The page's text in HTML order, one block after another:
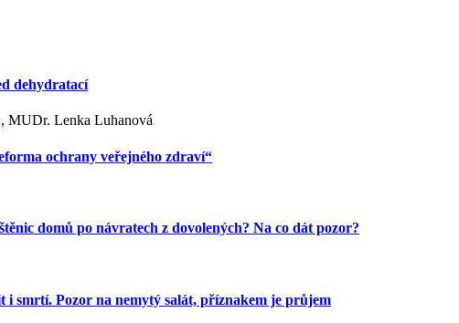
dehydratací
MUDr. Lenka Luhanová
ochrany veřejného zdraví“
domů po návratech z dovolených? Na co dát pozor?
i smrtí. Pozor na nemytý salát, příznakem je průjem